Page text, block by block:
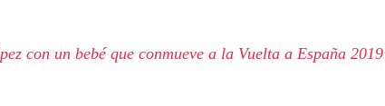
con un bebé que conmueve a la Vuelta a España 2019